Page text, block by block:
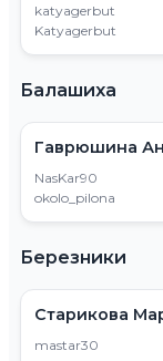
katyagerbut
Katyagerbut
Балашиха
Гаврюшина
NasKar90
okolo_pilona
Березники
Старикова
mastar30